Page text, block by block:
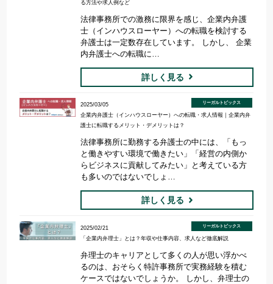
る方法や求人例など
法律事務所での激務に限界を感じ、企業内弁護
士（インハウスローヤー）への転職を検討する
弁護士は一定数存在しています。 しかし、 企業
内弁護士への転職に…
詳しく見る
2025/03/05
企業内弁護士（インハウスローヤー）への転職・求人情報｜企業内弁
護士に転職するメリット・デメリットは？
リーガルトピックス
法律事務所に勤務する弁護士の中には、「もっ
と働きやすい環境で働きたい」「経営の内側か
らビジネスに貢献してみたい」と考えている方
も多いのではないでしょ…
詳しく見る
2025/02/21
「企業内弁理士」とは？年収や仕事内容、求人など徹底解説
リーガルトピックス
弁理士のキャリアとして多くの人が思い浮かべ
るのは、おそらく特許事務所で実務経験を積む
ケースではないでしょうか。 しかし、弁理士の